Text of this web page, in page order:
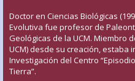
Doctor en Ciencias Biológicas
Evolutiva fue profesor de
Geológicas de la UCM. Miembro
UCM) desde su creación, estaba
Investigación del Centro
Tierra”.